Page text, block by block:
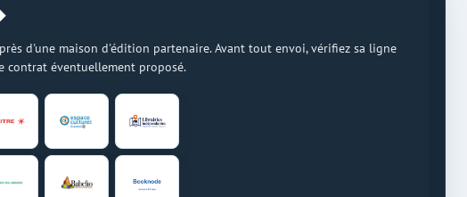
d'une maison d'édition partenaire. Avant tout envoi, vérifiez sa ligne
contrat éventuellement proposé.